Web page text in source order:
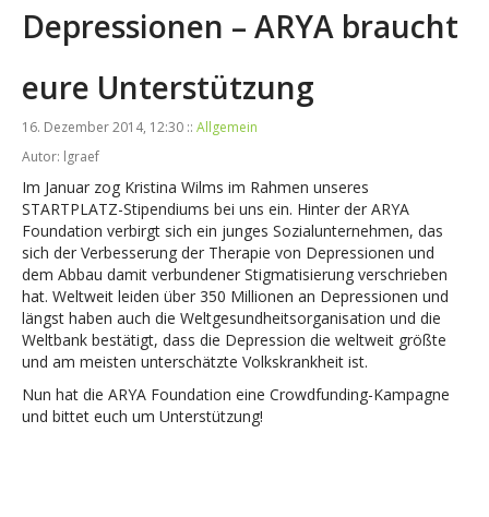
Depressionen – ARYA braucht
eure Unterstützung
16. Dezember 2014, 12:30 :: Allgemein
Autor: lgraef
Im Januar zog Kristina Wilms im Rahmen unseres
STARTPLATZ-Stipendiums bei uns ein. Hinter der ARYA
Foundation verbirgt sich ein junges Sozialunternehmen, das
sich der Verbesserung der Therapie von Depressionen und
dem Abbau damit verbundener Stigmatisierung verschrieben
hat. Weltweit leiden über 350 Millionen an Depressionen und
längst haben auch die Weltgesundheitsorganisation und die
Weltbank bestätigt, dass die Depression die weltweit größte
und am meisten unterschätzte Volkskrankheit ist.
Nun hat die ARYA Foundation eine Crowdfunding-Kampagne
und bittet euch um Unterstützung!